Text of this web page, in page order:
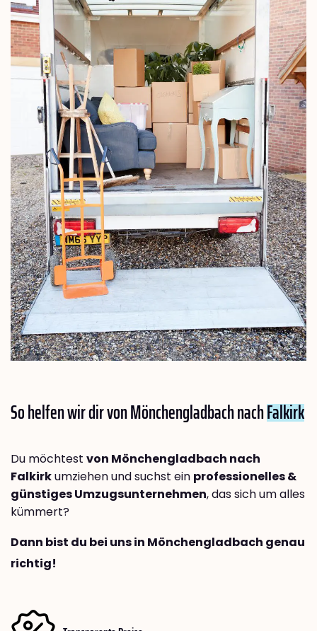
So helfen wir dir von Mönchengladbach nachFalkirk
Du möchtest von Mönchengladbach nach
Falkirkumziehen und suchst ein professionelles &
günstiges Umzugsunternehmen, das sich um alles
kümmert?
Dann bist du bei uns in Mönchengladbach genau
richtig!